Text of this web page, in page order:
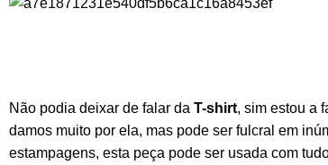
Não podia deixar de falar da T-shirt, sim estou a
damos muito por ela, mas pode ser fulcral em
estampagens, esta peça pode ser usada com